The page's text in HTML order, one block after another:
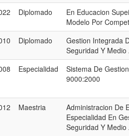
Diplomado
En Educacion
Modelo Por
Diplomado
Gestion Integrada
Seguridad Y Medio
Especialidad
Sistema De
9000:2000
Maestria
Administracion De
Especialidad En
Seguridad Y Medio